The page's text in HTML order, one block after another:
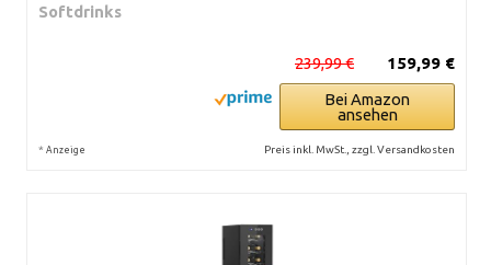
Softdrinks
159,99 €
239,99 €
Bei Amazon
ansehen
* Anzeige Preis inkl. MwSt., zzgl. Versandkosten